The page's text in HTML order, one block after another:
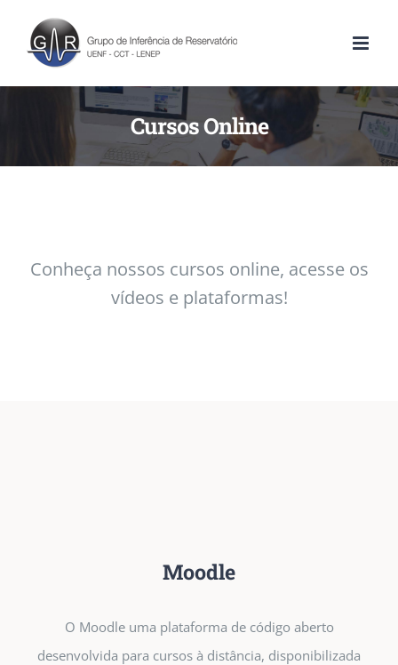
Cursos Online
Conheça nossos cursos online, acesse os
vídeos e plataformas!
Moodle
O Moodle uma plataforma de código aberto
desenvolvida para cursos à distância, disponibilizada